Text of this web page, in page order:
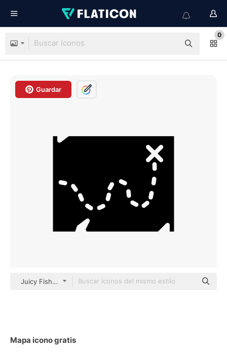
0
Guardar
Juicy Fish Solid
Mapa icono gratis